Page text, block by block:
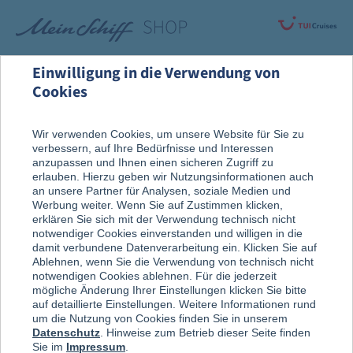
Rund um die Kreuzfahrt
An Bord entdeckt
Tee-Zeit
Einwilligung in die Verwendung von
Cookies
Wir verwenden Cookies, um unsere Website für Sie zu
verbessern, auf Ihre Bedürfnisse und Interessen
anzupassen und Ihnen einen sicheren Zugriff zu
erlauben. Hierzu geben wir Nutzungsinformationen auch
an unsere Partner für Analysen, soziale Medien und
Werbung weiter. Wenn Sie auf Zustimmen klicken,
erklären Sie sich mit der Verwendung technisch nicht
notwendiger Cookies einverstanden und willigen in die
damit verbundene Datenverarbeitung ein. Klicken Sie auf
Ablehnen, wenn Sie die Verwendung von technisch nicht
notwendigen Cookies ablehnen. Für die jederzeit
mögliche Änderung Ihrer Einstellungen klicken Sie bitte
auf detaillierte Einstellungen. Weitere Informationen rund
um die Nutzung von Cookies finden Sie in unserem
Datenschutz . Hinweise zum Betrieb dieser Seite finden
Sie im Impressum